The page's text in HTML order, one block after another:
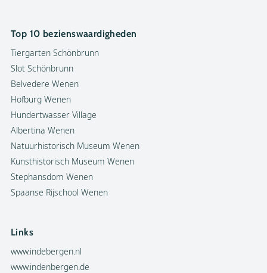
Top 10 bezienswaardigheden
Tiergarten Schönbrunn
Slot Schönbrunn
Belvedere Wenen
Hofburg Wenen
Hundertwasser Village
Albertina Wenen
Natuurhistorisch Museum Wenen
Kunsthistorisch Museum Wenen
Stephansdom Wenen
Spaanse Rijschool Wenen
Links
www.indebergen.nl
www.indenbergen.de